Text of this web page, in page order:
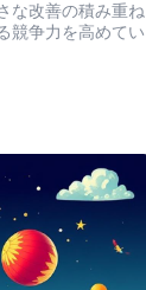
な改善の積み重ね
競争力を高めてい